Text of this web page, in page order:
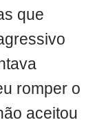
que
romper o
aceitou